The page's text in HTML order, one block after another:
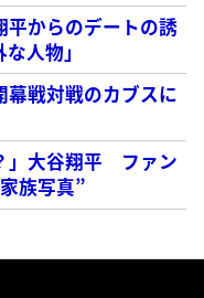
からのデートの誘
人物」
戦対戦のカブスに
」大谷翔平 ファン
族写真”